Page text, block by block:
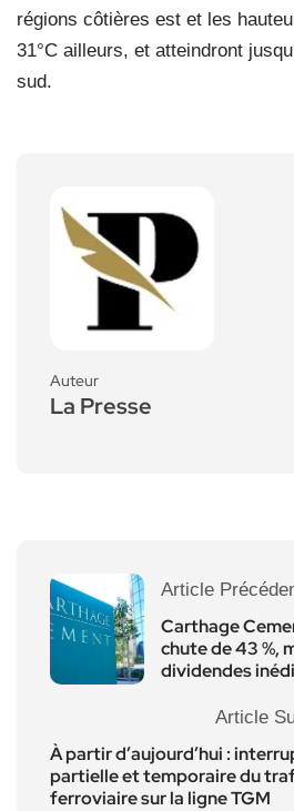
régions côtières est et les
31°C ailleurs, et atteindront
sud.
Auteur
La Presse
Article
Carthage
chute de 43 %,
dividendes
Article
À partir d’aujourd’hui :
partielle et temporaire du
ferroviaire sur la ligne TGM